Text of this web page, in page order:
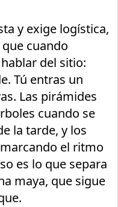
y exige logística,
cuando
del sitio:
Tú entras un
Las pirámides
cuando se
la tarde, y los
el ritmo
es lo que separa
maya, que sigue